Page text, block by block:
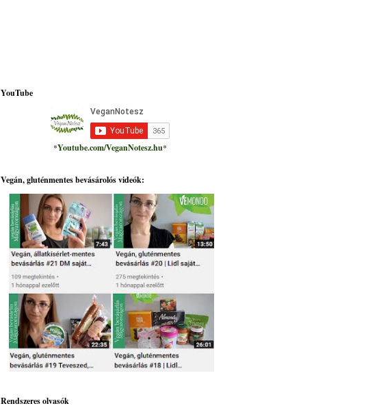
YouTube
*Youtube.com/VeganNotesz.hu*
Vegán, gluténmentes bevásárolós videók:
Rendszeres olvasók